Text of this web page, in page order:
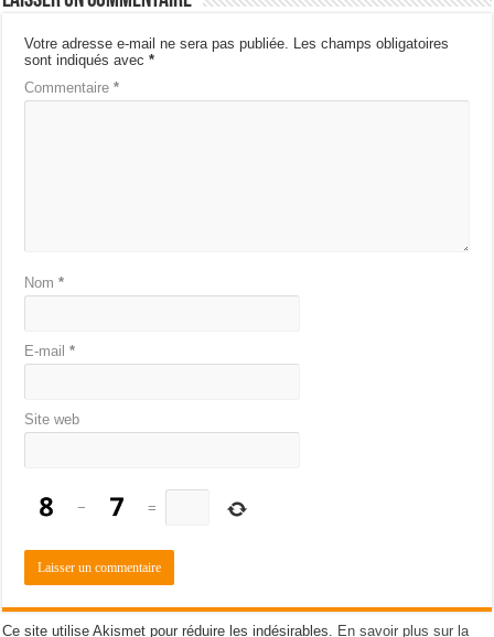
Votre adresse e-mail ne sera pas publiée. Les champs obligatoires
sont indiqués avec*
Commentaire*
Nom*
E-mail*
Site web
− =
Ce site utilise Akismet pour réduire les indésirables. En savoir plus sur la